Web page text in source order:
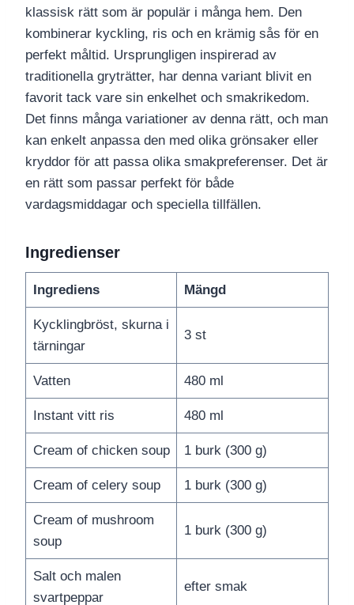
klassisk rätt som är populär i många hem. Den
kombinerar kyckling, ris och en krämig sås för en
perfekt måltid. Ursprungligen inspirerad av
traditionella gryträtter, har denna variant blivit en
favorit tack vare sin enkelhet och smakrikedom.
Det finns många variationer av denna rätt, och man
kan enkelt anpassa den med olika grönsaker eller
kryddor för att passa olika smakpreferenser. Det är
en rätt som passar perfekt för både
vardagsmiddagar och speciella tillfällen.
Ingredienser
Ingrediens Mängd
Kycklingbröst, skurna i
tärningar
3 st
Vatten 480 ml
Instant vitt ris 480 ml
Cream of chicken soup 1 burk (300 g)
Cream of celery soup 1 burk (300 g)
Cream of mushroom
soup
1 burk (300 g)
Salt och malen
svartpeppar
efter smak